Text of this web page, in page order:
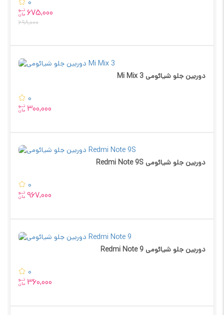
0
تــو
مان 675,000
698,000
دوربین جلو شیائومی Mi Mix 3
0
تــو
مان 300,000
دوربین جلو شیائومی Redmi Note 9S
0
تــو
مان 967,000
دوربین جلو شیائومی Redmi Note 9
0
تــو
مان 360,000